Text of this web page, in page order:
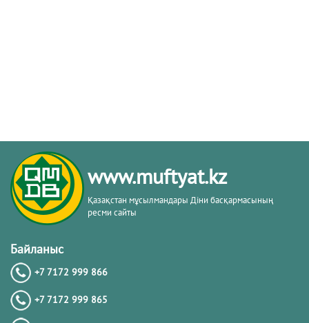
www.muftyat.kz
Қазақстан мұсылмандары Діни басқармасының
ресми сайты
Байланыс
+7 7172 999 866
+7 7172 999 865